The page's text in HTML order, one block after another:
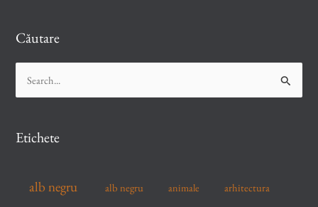
ani
Căutare
e
rEtichete
alb negru alb negru animale arhitectura